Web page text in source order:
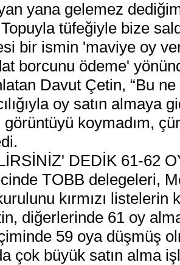
yana gelemez
tüfeğiyle bize
bir ismin 'maviye oy
borcunu ödeme'
Davut Çetin, “Bu
oy satın almaya
görüntüyü koymadım,
DEDİK 61-62
TOBB delegeleri,
kırmızı listelerin
diğerlerinde 61 oy
59 oya düşmüş
çok büyük satın alma